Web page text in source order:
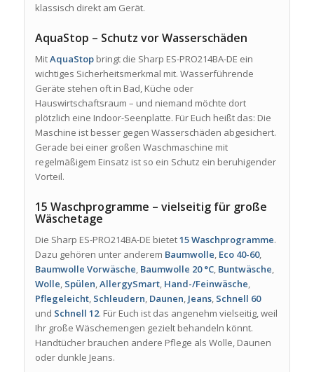
klassisch direkt am Gerät.
AquaStop – Schutz vor Wasserschäden
MitAquaStopbringt die Sharp ES-PRO214BA-DE ein
wichtiges Sicherheitsmerkmal mit. Wasserführende
Geräte stehen oft in Bad, Küche oder
Hauswirtschaftsraum – und niemand möchte dort
plötzlich eine Indoor-Seenplatte. Für Euch heißt das: Die
Maschine ist besser gegen Wasserschäden abgesichert.
Gerade bei einer großen Waschmaschine mit
regelmäßigem Einsatz ist so ein Schutz ein beruhigender
Vorteil.
15 Waschprogramme – vielseitig für große
Wäschetage
Die Sharp ES-PRO214BA-DE bietet15 Waschprogramme.
Dazu gehören unter anderem Baumwolle, Eco 40-60,
Baumwolle Vorwäsche, Baumwolle 20 °C, Buntwäsche,
Wolle, Spülen,AllergySmart, Hand-/Feinwäsche,
Pflegeleicht, Schleudern, Daunen, Jeans, Schnell 60
und Schnell 12. Für Euch ist das angenehm vielseitig, weil
Ihr große Wäschemengen gezielt behandeln könnt.
Handtücher brauchen andere Pflege als Wolle, Daunen
oder dunkle Jeans.